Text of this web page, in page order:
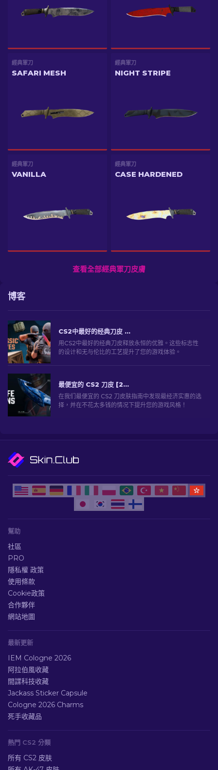
經典軍刀
SAFARI MESH
經典軍刀
NIGHT STRIPE
經典軍刀
VANILLA
經典軍刀
CASE HARDENED
查看全部經典軍刀皮膚
博客
CS2中最好的经典刀皮 [2026]
用CS2中最好的经典刀皮释放永恒的优雅。这些标志性
的设计和无与伦比的工艺提升了您的游戏体验。
最便宜的 CS2 刀皮 [2026]
在我们最便宜的 CS2 刀皮肤指南中发现最经济实惠的选
择，并在不花太多钱的情况下提升您的游戏风格！
幫助
社區
PRO
隱私權 政策
使用條款
Cookie政策
合作夥伴
網站地圖
最新更新
IEM Cologne 2026
阿拉伯風收藏
間諜科技收藏
Jackass Sticker Capsule
Cologne 2026 Charms
死手收藏品
熱門 CS2 分類
所有 CS2 皮肤